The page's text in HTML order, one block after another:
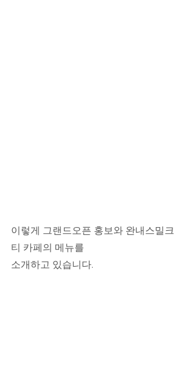
이렇게 그랜드오픈 홍보와 완내스밀크
티 카페의 메뉴를
소개하고 있습니다.